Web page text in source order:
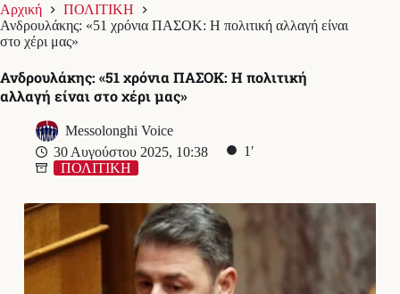
Αρχική
ΠΟΛΙΤΙΚΗ
Ανδρουλάκης: «51 χρόνια ΠΑΣΟΚ: Η πολιτική αλλαγή είναι
στο χέρι μας»
Ανδρουλάκης: «51 χρόνια ΠΑΣΟΚ: Η πολιτική
αλλαγή είναι στο χέρι μας»
Messolonghi Voice
30 Αυγούστου 2025, 10:38
1′
ΠΟΛΙΤΙΚΗ